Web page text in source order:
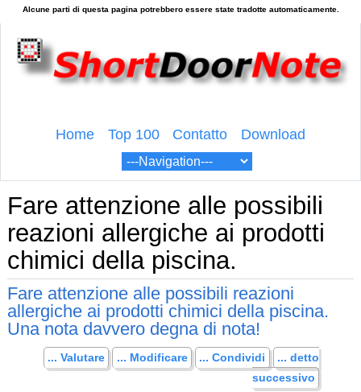
Home Top 100 Contatto Download
Fare attenzione alle possibili
reazioni allergiche ai prodotti
chimici della piscina.
Fare attenzione alle possibili reazioni
allergiche ai prodotti chimici della piscina.
Una nota davvero degna di nota!
... Valutare ... Modificare ... Condividi
... detto
successivo